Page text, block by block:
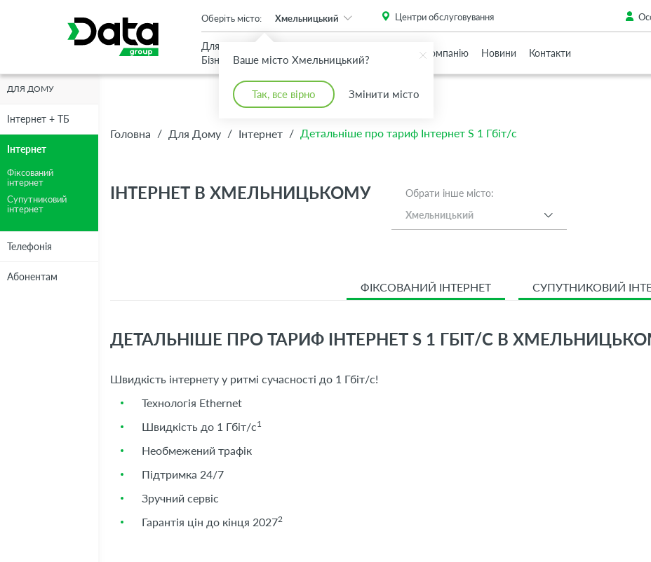
Ваше місто Хмельницький?
Так, все вірно Змінити місто
Оберіть місто: Хмельницький Центри обслуговування
Для
Бізнесу
Дому
Про Компанію Новини Контакти
ДЛЯ ДОМУ
Інтернет + ТБ
Інтернет
Фіксований
інтернет
Супутниковий
інтернет
Телефонія
Абонентам
Головна / Для Дому / Інтернет / Детальніше про тариф Інтернет S 1 Гбіт/с
ІНТЕРНЕТ В ХМЕЛЬНИЦЬКОМУ
Обрати інше місто:
Хмельницький
ФІКСОВАНИЙ ІНТЕРНЕТ СУПУТНИКОВИЙ
ДЕТАЛЬНІШЕ ПРО ТАРИФ ІНТЕРНЕТ S 1 ГБІТ/С В
Швидкість інтернету у ритмі сучасності до 1 Гбіт/с!
Технологія Ethernet
Швидкість до 1 Гбіт/с1
Необмежений трафік
Підтримка 24/7
Зручний сервіс
Гарантія цін до кінця 20272
An important update (Chrome 143) is available for your browser. Please install this critical browser update